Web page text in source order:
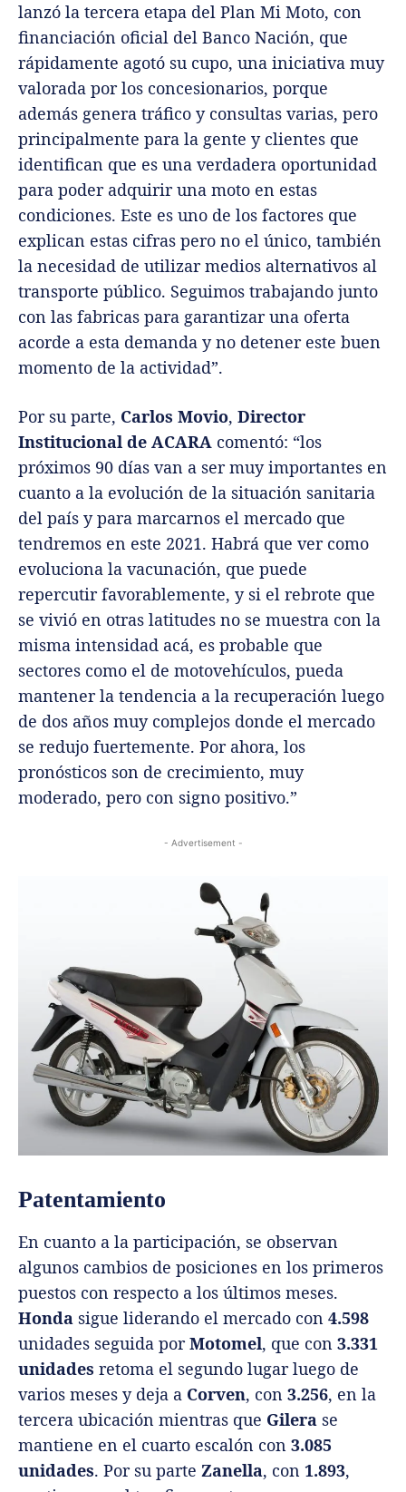
lanzó la tercera etapa del Plan Mi Moto, con
financiación oficial del Banco Nación, que
rápidamente agotó su cupo, una iniciativa muy
valorada por los concesionarios, porque
además genera tráfico y consultas varias, pero
principalmente para la gente y clientes que
identifican que es una verdadera oportunidad
para poder adquirir una moto en estas
condiciones. Este es uno de los factores que
explican estas cifras pero no el único, también
la necesidad de utilizar medios alternativos al
transporte público. Seguimos trabajando junto
con las fabricas para garantizar una oferta
acorde a esta demanda y no detener este buen
momento de la actividad”.
Por su parte, Carlos Movio, Director
Institucional de ACARA comentó: “los
próximos 90 días van a ser muy importantes en
cuanto a la evolución de la situación sanitaria
del país y para marcarnos el mercado que
tendremos en este 2021. Habrá que ver como
evoluciona la vacunación, que puede
repercutir favorablemente, y si el rebrote que
se vivió en otras latitudes no se muestra con la
misma intensidad acá, es probable que
sectores como el de motovehículos, pueda
mantener la tendencia a la recuperación luego
de dos años muy complejos donde el mercado
se redujo fuertemente. Por ahora, los
pronósticos son de crecimiento, muy
moderado, pero con signo positivo.”
- Advertisement -
Patentamiento
En cuanto a la participación, se observan
algunos cambios de posiciones en los primeros
puestos con respecto a los últimos meses.
Honda sigue liderando el mercado con 4.598
unidades seguida porMotomel, que con 3.331
unidades retoma el segundo lugar luego de
varios meses y deja a Corven, con 3.256, en la
tercera ubicación mientras que Gilera se
mantiene en el cuarto escalón con 3.085
unidades. Por su parte Zanella, con 1.893,